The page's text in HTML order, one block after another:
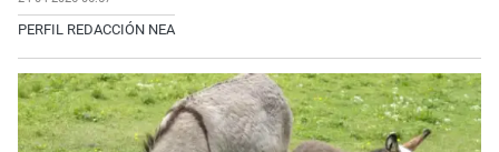
PERFIL REDACCIÓN NEA